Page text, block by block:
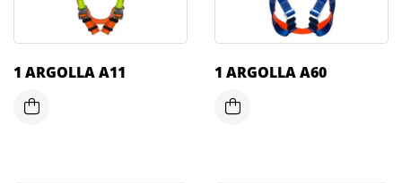
1 ARGOLLA A11 1 ARGOLLA A60